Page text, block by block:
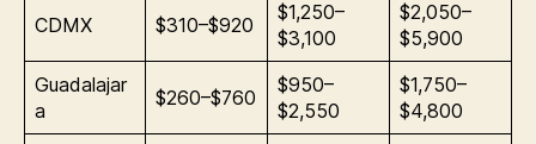
CDMX $310–$920
$1,250–
$3,100
$2,050–
$5,900
Guadalajar
a
$260–$760
$950–
$2,550
$1,750–
$4,800